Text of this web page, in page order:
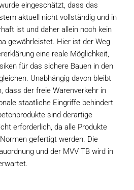
eingeschätzt, dass das
aktuell nicht vollständig und in
ist und daher allein noch kein
gewährleistet. Hier ist der Weg
eine reale Möglichkeit,
für das sichere Bauen in den
Unabhängig davon bleibt
dass der freie Warenverkehr in
staatliche Eingriffe behindert
sind derartige
erforderlich, da alle Produkte
gefertigt werden. Die
und der MVV TB wird in